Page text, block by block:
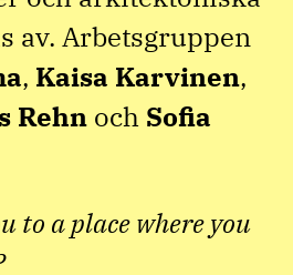
av. Arbetsgruppen
, Kaisa Karvinen,
Rehn och Sofia
to a place where you